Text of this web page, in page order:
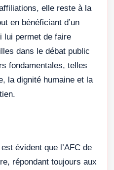
elle reste à la
en bénéficiant d’un
lui permet de faire
dans le débat public
fondamentales, telles
la dignité humaine et la
évident que l’AFC de
répondant toujours aux